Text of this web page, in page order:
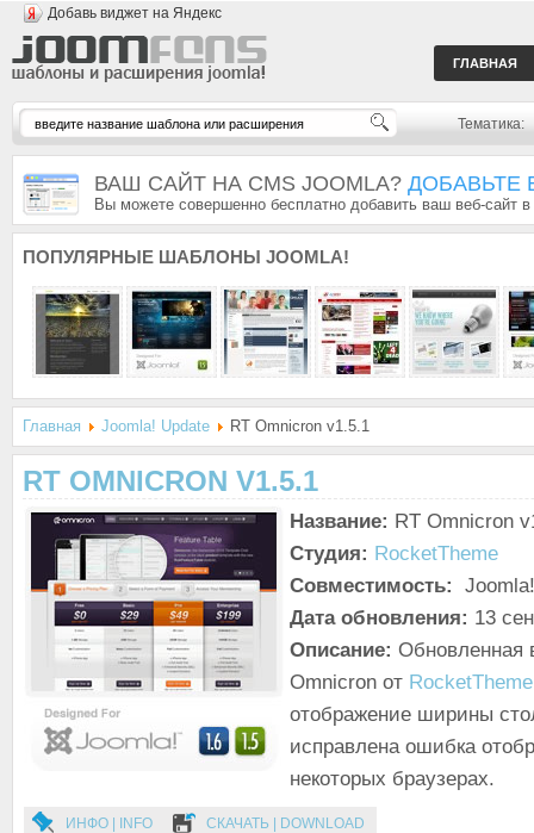
Добавь виджет на Яндекс
ГЛАВНАЯ
Тематика:
ВАШ САЙТ НА CMS JOOMLA? ДОБАВЬТЕ
Вы можете совершенно бесплатно добавить ваш веб-сайт
ПОПУЛЯРНЫЕ ШАБЛОНЫ JOOMLA!
Главная Joomla! Update RT Omnicron v1.5.1
RT OMNICRON V1.5.1
Название: RT Omnicron
Студия: RocketTheme
Совместимость:
Дата обновления: 13
Описание: Обновленная
Omnicron от RocketTheme
отображение ширины
исправлена ошибка
некоторых браузерах.
ИНФО | INFO СКАЧАТЬ | DOWNLOAD